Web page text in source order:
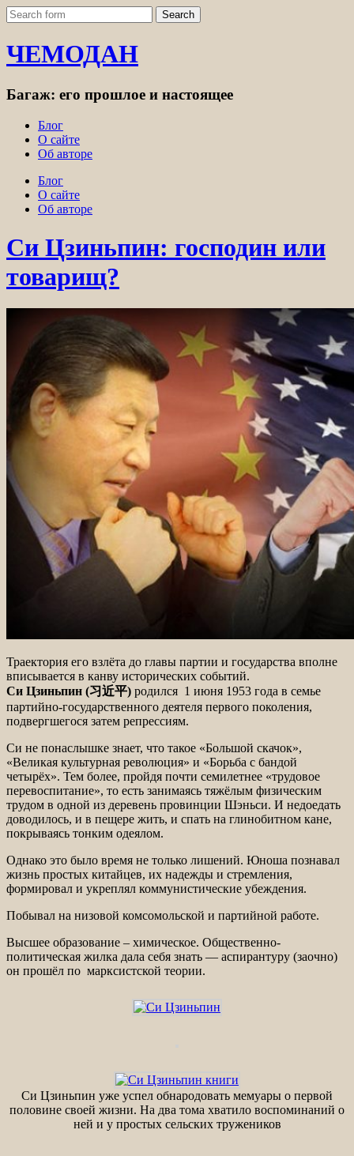
ЧЕМОДАН
Багаж: его прошлое и настоящее
Блог
О сайте
Об авторе
Блог
О сайте
Об авторе
Си Цзиньпин: господин или
товарищ?
Траектория его взлёта до главы партии и государства вполне
вписывается в канву исторических событий.
Си Цзиньпин (习近平) родился 1 июня 1953 года в семье
партийно-государственного деятеля первого поколения,
подвергшегося затем репрессиям.
Си не понаслышке знает, что такое «Большой скачок»,
«Великая культурная революция» и «Борьба с бандой
четырёх». Тем более, пройдя почти семилетнее «трудовое
перевоспитание», то есть занимаясь тяжёлым физическим
трудом в одной из деревень провинции Шэньси. И недоедать
доводилось, и в пещере жить, и спать на глинобитном кане,
покрываясь тонким одеялом.
Однако это было время не только лишений. Юноша познавал
жизнь простых китайцев, их надежды и стремления,
формировал и укреплял коммунистические убеждения.
Побывал на низовой комсомольской и партийной работе.
Высшее образование – химическое. Общественно-
политическая жилка дала себя знать — аспирантуру (заочно)
он прошёл по марксистской теории.
Си Цзиньпин уже успел обнародовать мемуары о первой
половине своей жизни. На два тома хватило воспоминаний о
ней и у простых сельских тружеников